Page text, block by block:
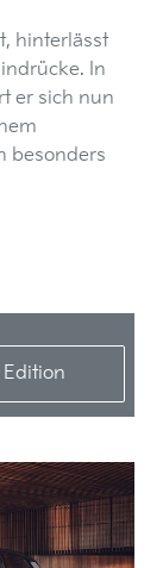
hinterlässt
In
er sich nun
besonders